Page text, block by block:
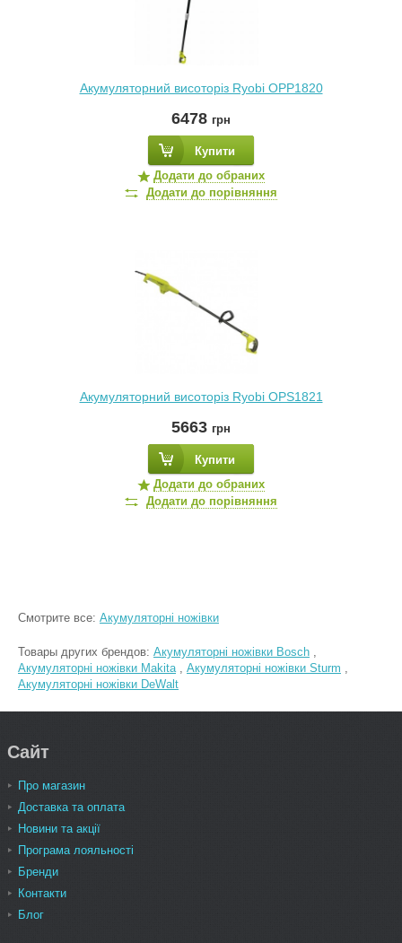
Акумуляторний висоторіз Ryobi OPP1820
6478 грн
Купити
Додати до обраних
Додати до порівняння
Акумуляторний висоторіз Ryobi OPS1821
5663 грн
Купити
Додати до обраних
Додати до порівняння
Смотрите все: Акумуляторні ножівки
Товары других брендов: Акумуляторні ножівки Bosch ,
Акумуляторні ножівки Makita, Акумуляторні ножівки Sturm ,
Акумуляторні ножівки DeWalt
Сайт
Про магазин
Доставка та оплата
Новини та акції
Програма лояльності
Бренди
Контакти
Блог